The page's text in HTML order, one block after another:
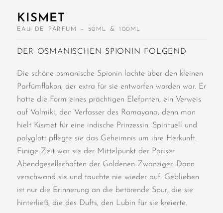
KISMET
EAU DE PARFUM – 50ML & 100ML
DER OSMANISCHEN SPIONIN FOLGEND
Die schöne osmanische Spionin lachte über den kleinen
Parfümflakon, der extra für sie entworfen worden war. Er
hatte die Form eines prächtigen Elefanten, ein Verweis
auf Valmiki, den Verfasser des Ramayana, denn man
hielt Kismet für eine indische Prinzessin. Spirituell und
polyglott pflegte sie das Geheimnis um ihre Herkunft.
Einige Zeit war sie der Mittelpunkt der Pariser
Abendgesellschaften der Goldenen Zwanziger. Dann
verschwand sie und tauchte nie wieder auf. Geblieben
ist nur die Erinnerung an die betörende Spur, die sie
hinterließ, die des Dufts, den Lubin für sie kreierte.